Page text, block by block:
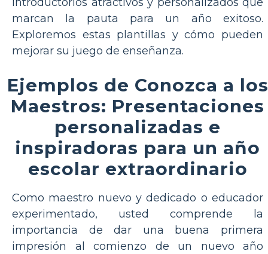
marcan la pauta para un año exitoso.
Exploremos estas plantillas y cómo pueden
mejorar su juego de enseñanza.
Ejemplos de Conozca a los
Maestros: Presentaciones
personalizadas e
inspiradoras para un año
escolar extraordinario
Como maestro nuevo y dedicado o educador
experimentado, usted comprende la
importancia de dar una buena primera
impresión al comienzo de un nuevo año